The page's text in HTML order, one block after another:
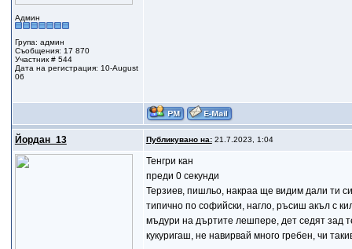
Админ
Група: админ
Съобщения: 17 870
Участник # 544
Дата на регистрация: 10-August
06
Йордан_13 Публикувано на:21.7.2023, 1:04
Тенгри кан
преди 0 секунди
Терзиев, пишльо, накраа ще видим дали ти
типично по софийски, нагло, ръсиш акъл с
мъдури на дъртите лешпере, дет седят зад
кукуригаш, не навирвай много гребен, чи